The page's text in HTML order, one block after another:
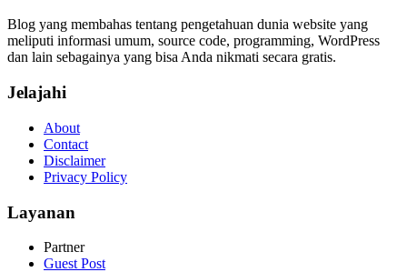
Blog yang membahas tentang pengetahuan dunia website yang
meliputi informasi umum, source code, programming, WordPress
dan lain sebagainya yang bisa Anda nikmati secara gratis.
Jelajahi
About
Contact
Disclaimer
Privacy Policy
Layanan
Partner
Guest Post